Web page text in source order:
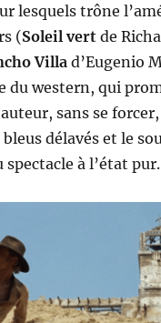
lesquels trône
(Soleil vert de
Villa d’Eugenio
du western, qui
sans se
délavés et le
spectacle à l’état pur.